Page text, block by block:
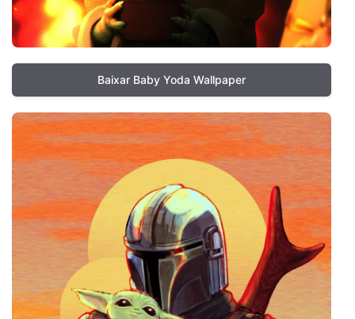
Baixar Baby Yoda Wallpaper